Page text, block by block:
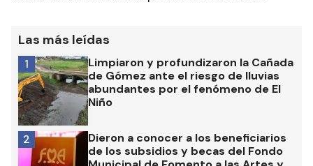
Las más leídas
Limpiaron y profundizaron la Cañada
de Gómez ante el riesgo de lluvias
abundantes por el fenómeno de El
Niño
1
Dieron a conocer a los beneficiarios
de los subsidios y becas del Fondo
2